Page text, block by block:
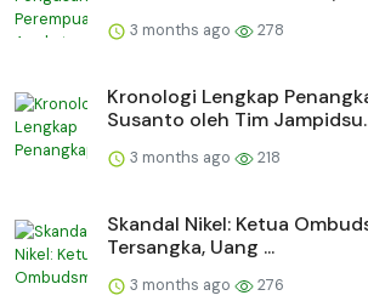
3 months ago 278
Kronologi Lengkap
Susanto oleh Tim
3 months ago 218
Skandal Nikel: Ketua
Tersangka, Uang ...
3 months ago 276